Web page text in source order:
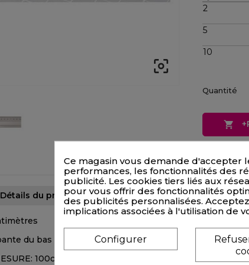

2
5
10
Quantité

Détails du produit
du bas de la règle permettant plus de sécurité lors
100cm
Ce magasin vous demande d'accepter
performances, les fonctionnalités des
publicité. Les cookies tiers liés aux
pour vous offrir des fonctionnalités
des publicités personnalisées.
implications associées à l'utilisation de
Configurer